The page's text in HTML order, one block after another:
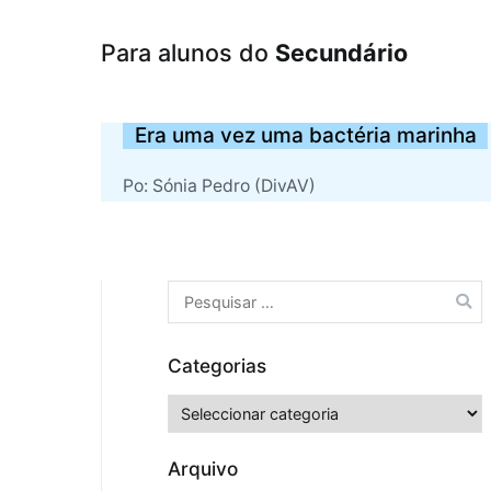
Para alunos do Secundário
Era uma vez uma bactéria marinha
Po: Sónia Pedro (DivAV)
Pesquisar
por:
Categorias
Categorias
Arquivo